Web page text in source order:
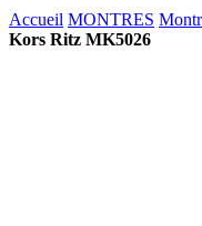
Accueil MONTRES
Kors Ritz MK5026